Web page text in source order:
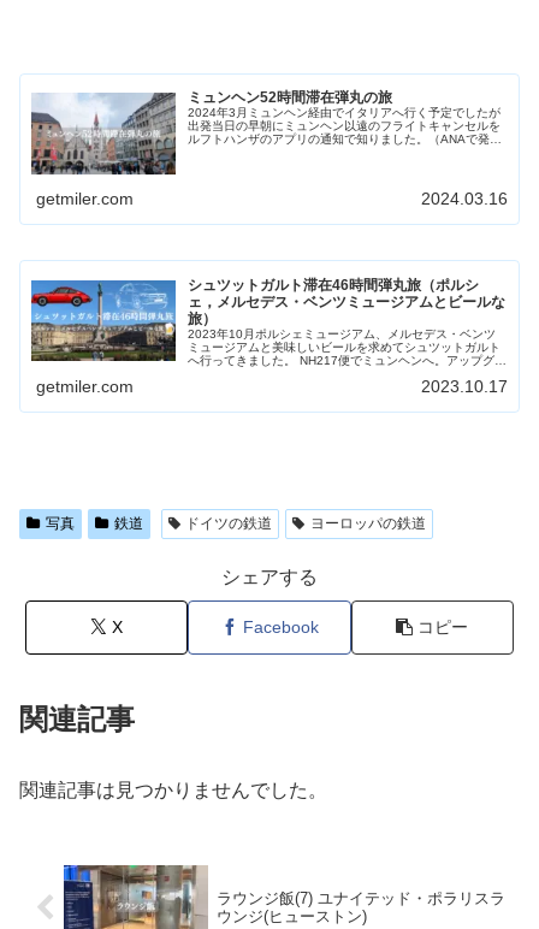
ミュンヘン52時間滞在弾丸の旅
2024年3月ミュンヘン経由でイタリアへ行く予定でしたが
出発当日の早朝にミュンヘン以遠のフライトキャンセルを
ルフトハンザのアプリの通知で知りました。（ANAで発券
getmiler.com 2024.03.16
シュツットガルト滞在46時間弾丸旅（ポルシ
ェ，メルセデス・ベンツミュージアムとビールな
旅）
2023年10月ポルシェミュージアム、メルセデス・ベンツ
ミュージアムと美味しいビールを求めてシュツットガルト
へ行ってきました。 NH217便でミュンヘンへ。アップグレ
getmiler.com 2023.10.17
写真 鉄道 ドイツの鉄道 ヨーロッパの鉄道
シェアする
X Facebook コピー
関連記事
関連記事は見つかりませんでした。
ラウンジ飯(7) ユナイテッド・ポラリスラ
ウンジ(ヒューストン)